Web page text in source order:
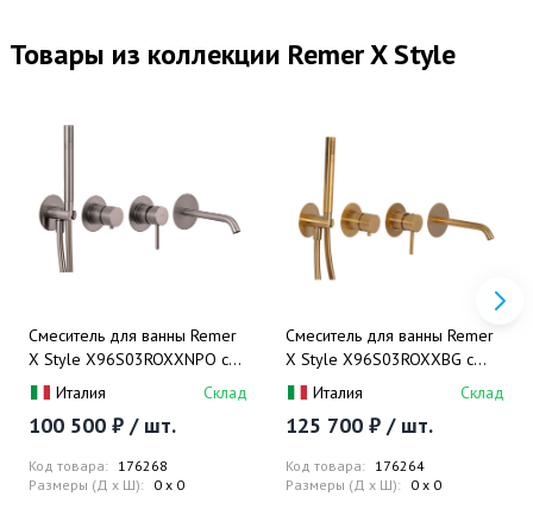
Товары из коллекции Remer X Style
Смеситель для ванны Remer
X Style X96S03ROXXNPO с
внутренней частью (никель
шлифованный матовый)
Италия Склад
100 500 ₽ / шт.
Код товара: 176268
Размеры (Д x Ш): 0 x 0
Смеситель для ванны Remer
X Style X96S03ROXXBG с
внутренней частью (золото
шлифованное)
Италия Склад
125 700 ₽ / шт.
Код товара: 176264
Размеры (Д x Ш): 0 x 0